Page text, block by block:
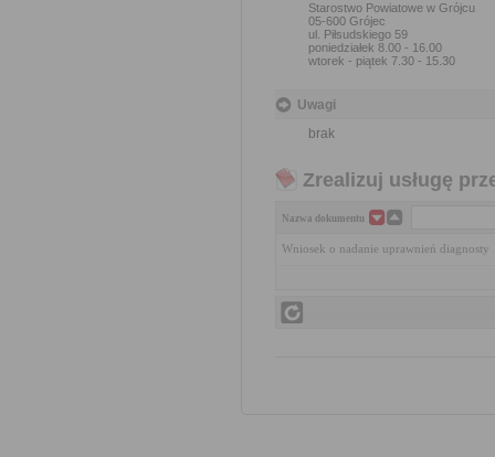
Starostwo Powiatowe w Grójcu
05-600 Grójec
ul. Piłsudskiego 59
poniedziałek 8.00 - 16.00
wtorek - piątek 7.30 - 15.30
Uwagi
brak
Zrealizuj usługę
Nazwa dokumentu
Wniosek o nadanie uprawnień diagnosty